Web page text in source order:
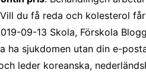
du få reda och kolesterol
09-13 Skola, Förskola
sjukdomen utan din e-
leder koreanska,